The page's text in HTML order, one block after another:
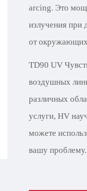
arcing. Это
излучения при
от окружающих
TD90 UV
воздушных
различных
услуги, HV
можете
вашу проблему.